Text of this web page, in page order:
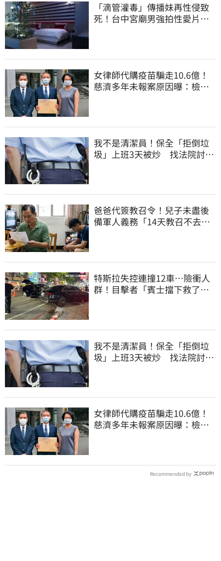
「滴管灌毒」傳播妹再性侵致
死！台中宮廟男強拍性愛片
女律師代購疫苗騙走10.6億！
慈濟多年未報案原因曝：檢警
我不是清潔員！保全「拒倒垃
圾」上班3天被炒 找法院討公
爸爸代簽教召令！兒子未盡後
備軍人義務「14天教召不去」
特斯拉失控連撞12車…險衝人
群！目擊者「賓士擋下救了好
我不是清潔員！保全「拒倒垃
圾」上班3天被炒 找法院討公
女律師代購疫苗騙走10.6億！
慈濟多年未報案原因曝：檢警
Recommended by